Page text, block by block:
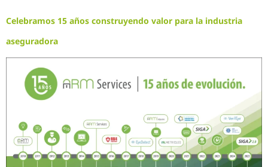
Celebramos 15 años construyendo valor para la industria
aseguradora